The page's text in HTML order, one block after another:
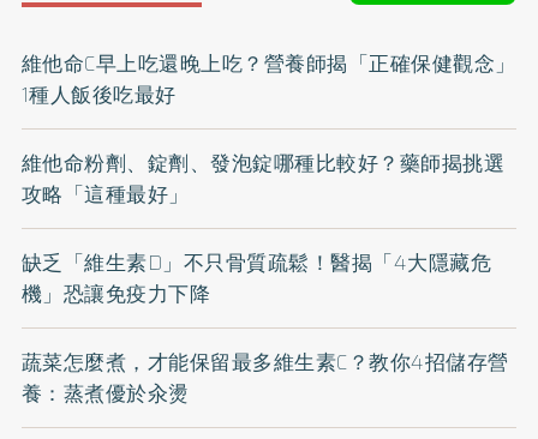
維他命C早上吃還晚上吃？營養師揭「正確保健觀念」
1種人飯後吃最好
維他命粉劑、錠劑、發泡錠哪種比較好？藥師揭挑選
攻略「這種最好」
缺乏「維生素D」不只骨質疏鬆！醫揭「4大隱藏危
機」恐讓免疫力下降
蔬菜怎麼煮，才能保留最多維生素C？教你4招儲存營
養：蒸煮優於汆燙